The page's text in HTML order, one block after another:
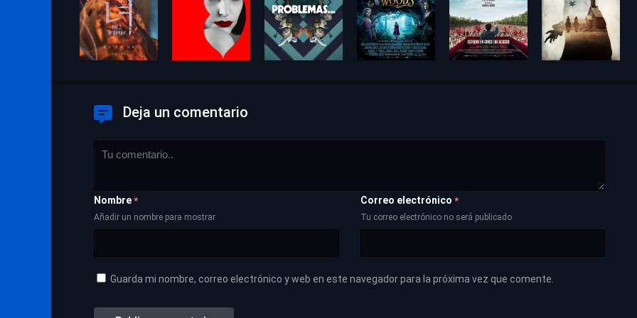
Deja un comentario
Nombre *
Añadir un nombre para mostrar
Correo electrónico *
Tu correo electrónico no será publicado
Guarda mi nombre, correo electrónico y web en este navegador para la próxima vez que comente.